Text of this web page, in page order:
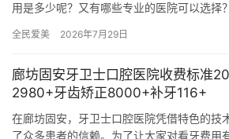
用是多少呢？又有哪些专业的医院可以选择
植牙的…
全民爱美 2026年7月29日
廊坊固安牙卫士口腔医院收费标准
2980+牙齿矫正8000+补牙116+
在廊坊固安，牙卫士口腔医院凭借特色的技
了众多患者的信赖。为了让大家对看牙费用